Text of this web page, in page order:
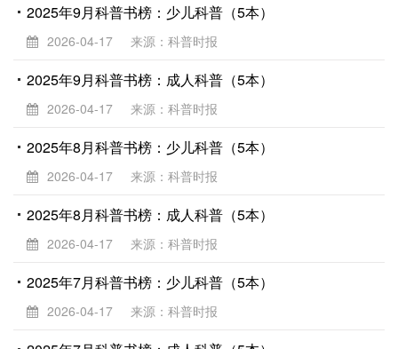
2025年9月科普书榜：少儿科普（5本）
2026-04-17 来源：科普时报
2025年9月科普书榜：成人科普（5本）
2026-04-17 来源：科普时报
2025年8月科普书榜：少儿科普（5本）
2026-04-17 来源：科普时报
2025年8月科普书榜：成人科普（5本）
2026-04-17 来源：科普时报
2025年7月科普书榜：少儿科普（5本）
2026-04-17 来源：科普时报